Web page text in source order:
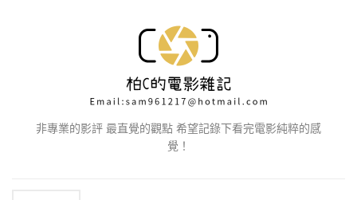
非專業的影評 最直覺的觀點 希望記錄下看完電影純粹的感
覺！